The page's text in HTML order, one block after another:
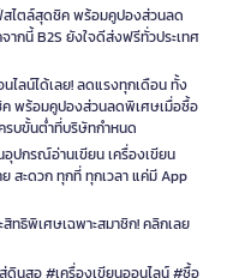
สไตล์สุดชิค พร้อมคูปองส่วนลด
ากนี้ B2S ยังใจดีส่งฟรีทั่วประเทศ
ไลน์ได้เลย! ลดแรงทุกเดือน ทั้ง
ค พร้อมคูปองส่วนลดพิเศษเมื่อซื้อ
รบขั้นต่ำที่บริษัทกำหนด
อุปกรณ์อ่านเขียน เครื่องเขียน
สะดวก ทุกที่ ทุกเวลา แค่มี App
ทธิพิเศษเฉพาะสมาชิก! คลิกเลย
ดินสอ #เครื่องเขียนออนไลน์ #ซื้อ